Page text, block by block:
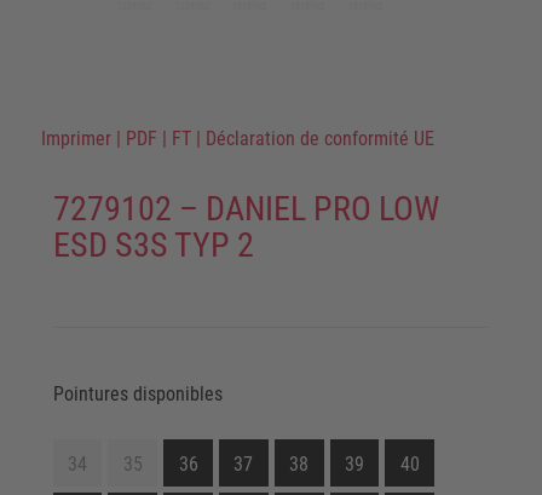
Imprimer | PDF | FT | Déclaration de conformité UE
7279102 – DANIEL PRO LOW
ESD S3S TYP 2
Pointures disponibles
34 35 36 37 38 39 40